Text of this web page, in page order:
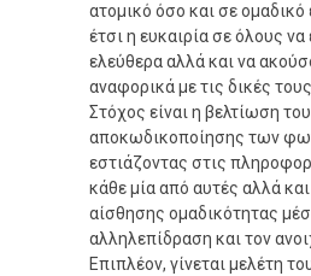
ατομικό όσο και σε ομαδικό
έτσι η ευκαιρία σε όλους
ελεύθερα αλλά και να
αναφορικά με τις δικές
Στόχος είναι η βελτίωση
αποκωδικοποίησης των
εστιάζοντας στις
κάθε μία από αυτές αλλά
αίσθησης ομαδικότητας
αλληλεπίδραση και τον
Επιπλέον, γίνεται μελέτη